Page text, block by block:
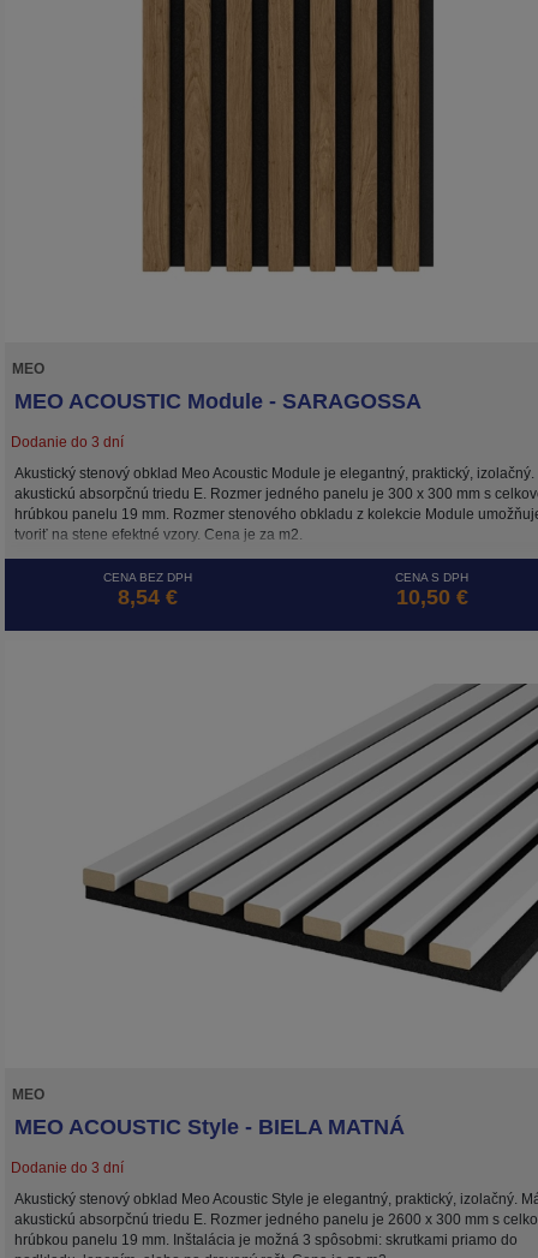
MEO
MEO ACOUSTIC Module - SARAGOSSA
Dodanie do 3 dní
Akustický stenový obklad Meo Acoustic Module je elegantný, praktický, izolačný.
akustickú absorpčnú triedu E. Rozmer jedného panelu je 300 x 300 mm s
hrúbkou panelu 19 mm. Rozmer stenového obkladu z kolekcie Module
tvoriť na stene efektné vzory. Cena je za m2.
CENA BEZ DPH
8,54 €
CENA S DPH
10,50 €
MEO
MEO ACOUSTIC Style - BIELA MATNÁ
Dodanie do 3 dní
Akustický stenový obklad Meo Acoustic Style je elegantný, praktický, izolačný.
akustickú absorpčnú triedu E. Rozmer jedného panelu je 2600 x 300 mm s
hrúbkou panelu 19 mm. Inštalácia je možná 3 spôsobmi: skrutkami priamo do